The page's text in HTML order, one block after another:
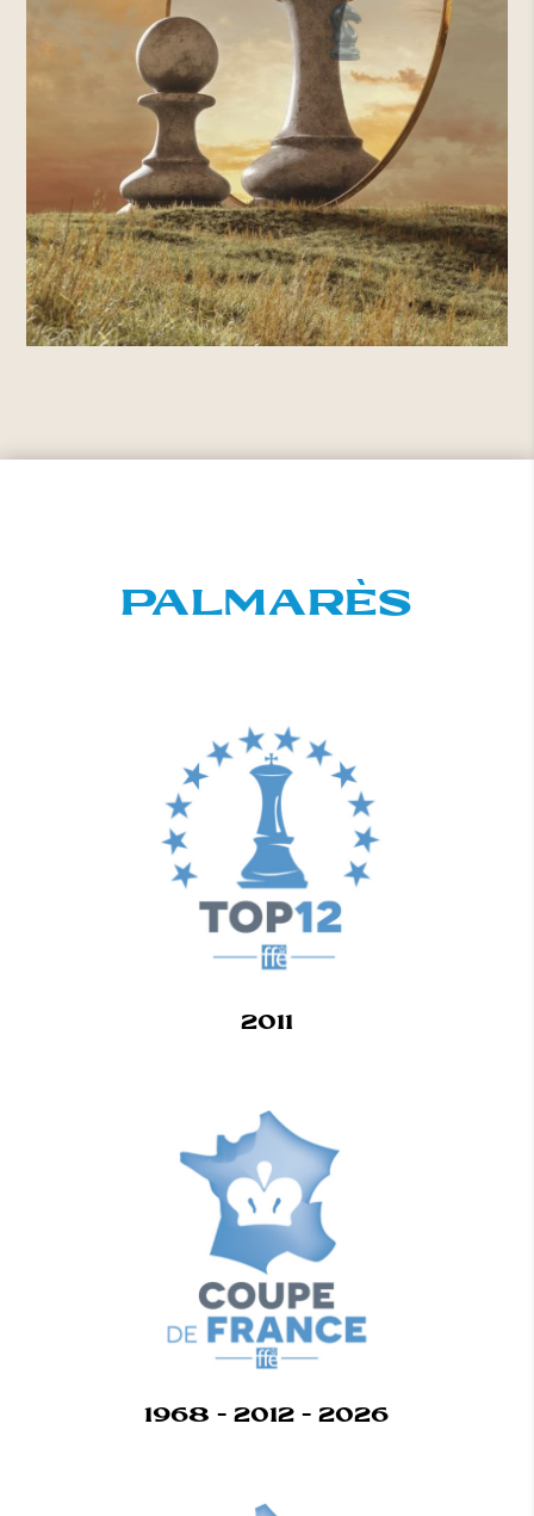
PALMARÈS
2011
1968 - 2012 - 2026